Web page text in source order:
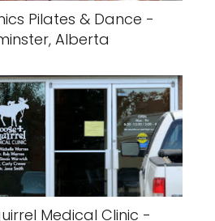
Pilates & Dance -
Alberta
Medical Clinic -